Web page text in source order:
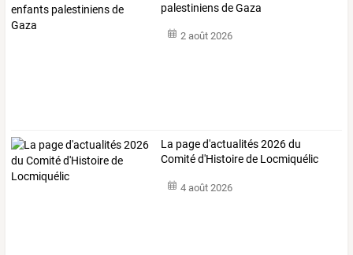
palestiniens de Gaza
2 août 2026
La page d'actualités 2026 du
Comité d'Histoire de Locmiquélic
4 août 2026